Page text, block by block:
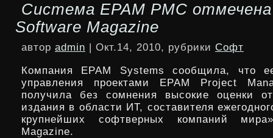
Система EPAM PMC
Software Magazine
автор admin | Окт.14, 2010, рубрики Софт
Компания EPAM Systems сообщила, что
управления проектами EPAM Project
получила без сомнения высокие оценки от
издания в области ИТ, составителя
крупнейших софтверных компаний
Magazine.